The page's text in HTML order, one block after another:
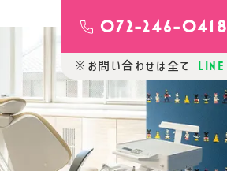
072-246-0418
※お問い合わせは全て LINE